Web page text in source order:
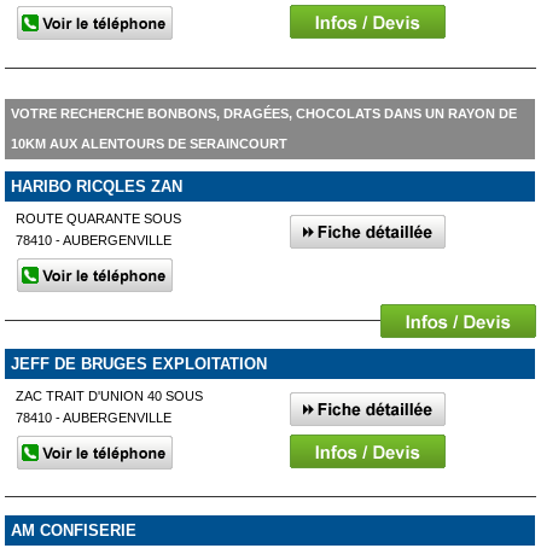
VOTRE RECHERCHE BONBONS, DRAGÉES, CHOCOLATS DANS UN RAYON DE
10KM AUX ALENTOURS DE SERAINCOURT
HARIBO RICQLES ZAN
ROUTE QUARANTE SOUS
78410 - AUBERGENVILLE
JEFF DE BRUGES EXPLOITATION
ZAC TRAIT D'UNION 40 SOUS
78410 - AUBERGENVILLE
AM CONFISERIE